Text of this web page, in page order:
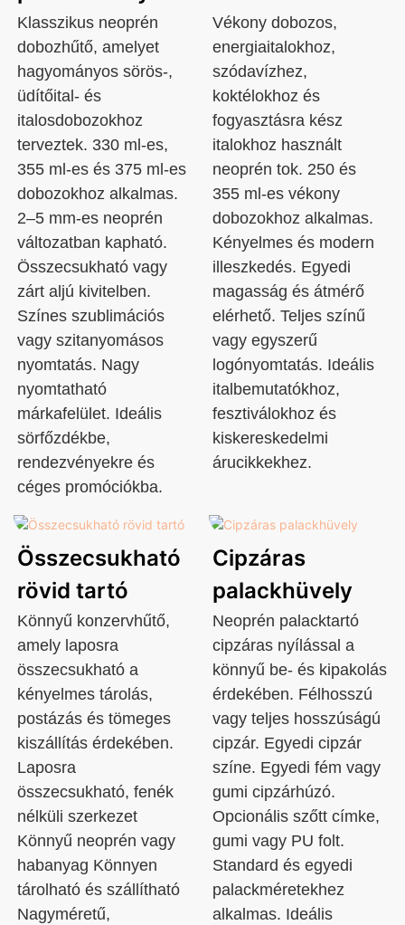
Klasszikus neoprén
dobozhűtő, amelyet
hagyományos sörös-,
üdítőital- és
italosdobozokhoz
terveztek. 330 ml-es,
355 ml-es és 375 ml-es
dobozokhoz alkalmas.
2–5 mm-es neoprén
változatban kapható.
Összecsukható vagy
zárt aljú kivitelben.
Színes szublimációs
vagy szitanyomásos
nyomtatás. Nagy
nyomtatható
márkafelület. Ideális
sörfőzdékbe,
rendezvényekre és
céges promóciókba.
Vékony dobozos,
energiaitalokhoz,
szódavízhez,
koktélokhoz és
fogyasztásra kész
italokhoz használt
neoprén tok. 250 és
355 ml-es vékony
dobozokhoz alkalmas.
Kényelmes és modern
illeszkedés. Egyedi
magasság és átmérő
elérhető. Teljes színű
vagy egyszerű
logónyomtatás. Ideális
italbemutatókhoz,
fesztiválokhoz és
kiskereskedelmi
árucikkekhez.
Összecsukható
rövid tartó
Könnyű konzervhűtő,
amely laposra
összecsukható a
kényelmes tárolás,
postázás és tömeges
kiszállítás érdekében.
Laposra
összecsukható, fenék
nélküli szerkezet
Könnyű neoprén vagy
habanyag Könnyen
tárolható és szállítható
Nagyméretű,
Cipzáras
palackhüvely
Neoprén palacktartó
cipzáras nyílással a
könnyű be- és kipakolás
érdekében. Félhosszú
vagy teljes hosszúságú
cipzár. Egyedi cipzár
színe. Egyedi fém vagy
gumi cipzárhúzó.
Opcionális szőtt címke,
gumi vagy PU folt.
Standard és egyedi
palackméretekhez
alkalmas. Ideális